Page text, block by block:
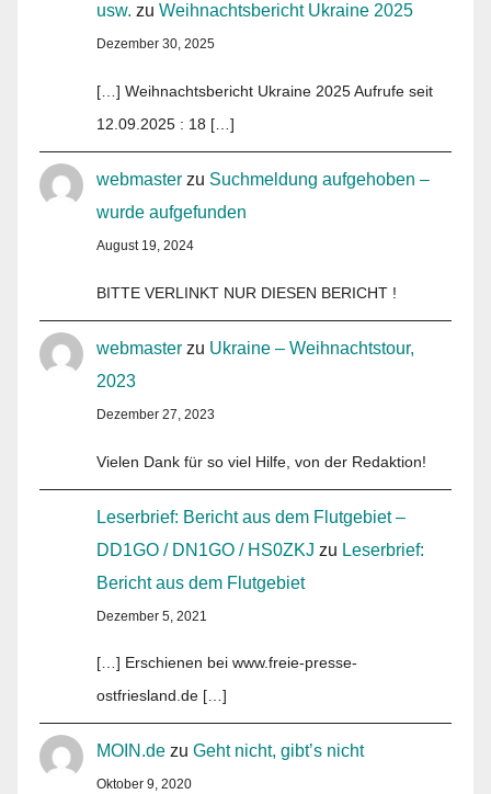
usw. zu Weihnachtsbericht Ukraine 2025
Dezember 30, 2025
[…] Weihnachtsbericht Ukraine 2025 Aufrufe seit
12.09.2025 : 18 […]
webmaster zu Suchmeldung aufgehoben –
wurde aufgefunden
August 19, 2024
BITTE VERLINKT NUR DIESEN BERICHT !
webmaster zu Ukraine – Weihnachtstour,
2023
Dezember 27, 2023
Vielen Dank für so viel Hilfe, von der Redaktion!
Leserbrief: Bericht aus dem Flutgebiet –
DD1GO / DN1GO / HS0ZKJ zu Leserbrief:
Bericht aus dem Flutgebiet
Dezember 5, 2021
[…] Erschienen bei www.freie-presse-
ostfriesland.de […]
MOIN.de zu Geht nicht, gibt’s nicht
Oktober 9, 2020